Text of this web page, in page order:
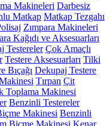
Makineleri Darbesiz
Matkap Matkap Tezgahı
Zımpara Makineleri
Kağıdı ve Aksesuarları
Testereler Çok Amaçlı
Testere Aksesuarları Tilki
Bıçağı Dekupaj Testere
Tırpan Çit
Toplama Makinesi
Benzinli Testereler
Makinesi Benzinli
Biçme Makinesi Kenar